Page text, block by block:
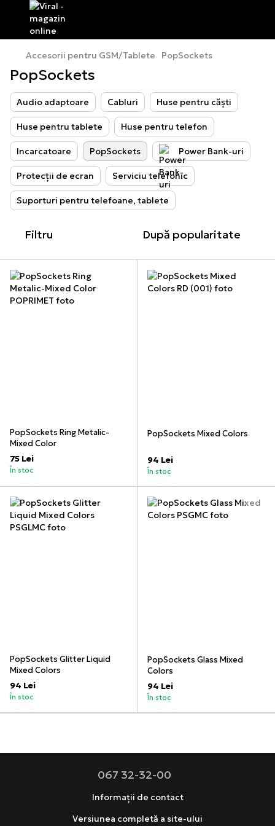
Accesorii pentru GSM/Tablete PopSockets
PopSockets
Audio adaptoare Cabluri Huse pentru căști
Huse pentru tablete Huse pentru telefon
Incarcatoare PopSockets Power Bank-uri
Protecții de ecran Serviciu telefonic
Suporturi pentru telefoane, tablete
Filtru După popularitate
PopSockets Ring Metalic-
Mixed Color
75 Lei
În stoc
PopSockets Mixed Colors
94 Lei
În stoc
PopSockets Glitter Liquid
Mixed Colors
94 Lei
În stoc
PopSockets Glass Mixed
Colors
94 Lei
În stoc
067 32-32-00
Informații de contact
Versiunea completă a site-ului